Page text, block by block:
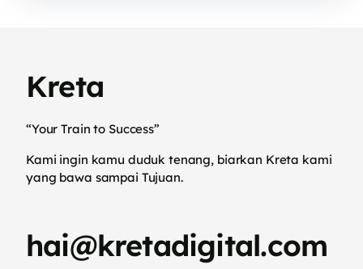
Kreta
“Your Train to Success”
Kami ingin kamu duduk tenang, biarkan Kreta kami
yang bawa sampai Tujuan.
hai@kretadigital.com